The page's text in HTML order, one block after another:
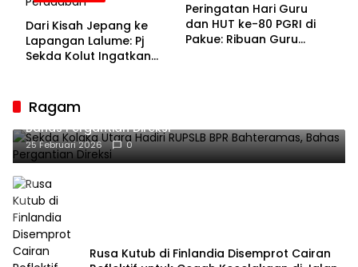
Dari Kisah Jepang ke
Lapangan Lalume: Pj
Sekda Kolut Ingatkan
Peringatan Hari Guru
dan HUT ke-80 PGRI di
Pakue: Ribuan Guru
Ragam
Sekda Kolaka Utara Hadiri RUPSLB BPR Bahteramas,
Bahas Pergantian Direksi
25 Februari 2026 0
Rusa Kutub di Finlandia Disemprot Cairan